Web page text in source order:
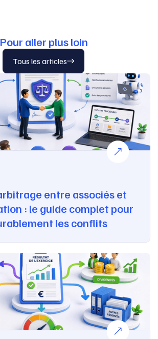
Pour aller plus loin
Tous les articles
entre associés et
: le guide complet pour
les conflits